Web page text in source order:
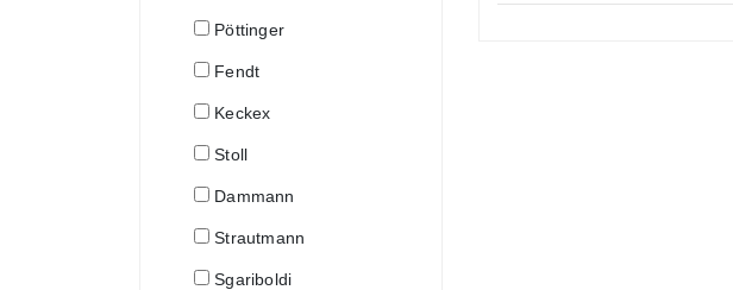
Pöttinger
Fendt
Keckex
Stoll
Dammann
Strautmann
Sgariboldi